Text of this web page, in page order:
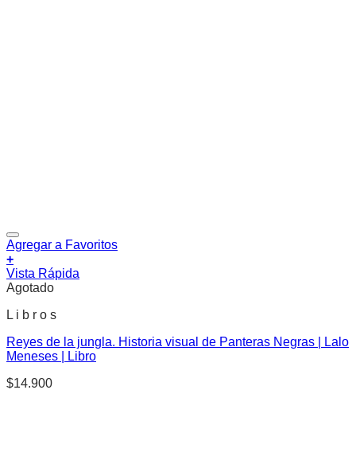
Agregar a Favoritos
+
Vista Rápida
Agotado
L i b r o s
Reyes de la jungla. Historia visual de Panteras Negras | Lalo
Meneses | Libro
$14.900